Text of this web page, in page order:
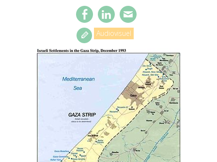
Audiovisuel